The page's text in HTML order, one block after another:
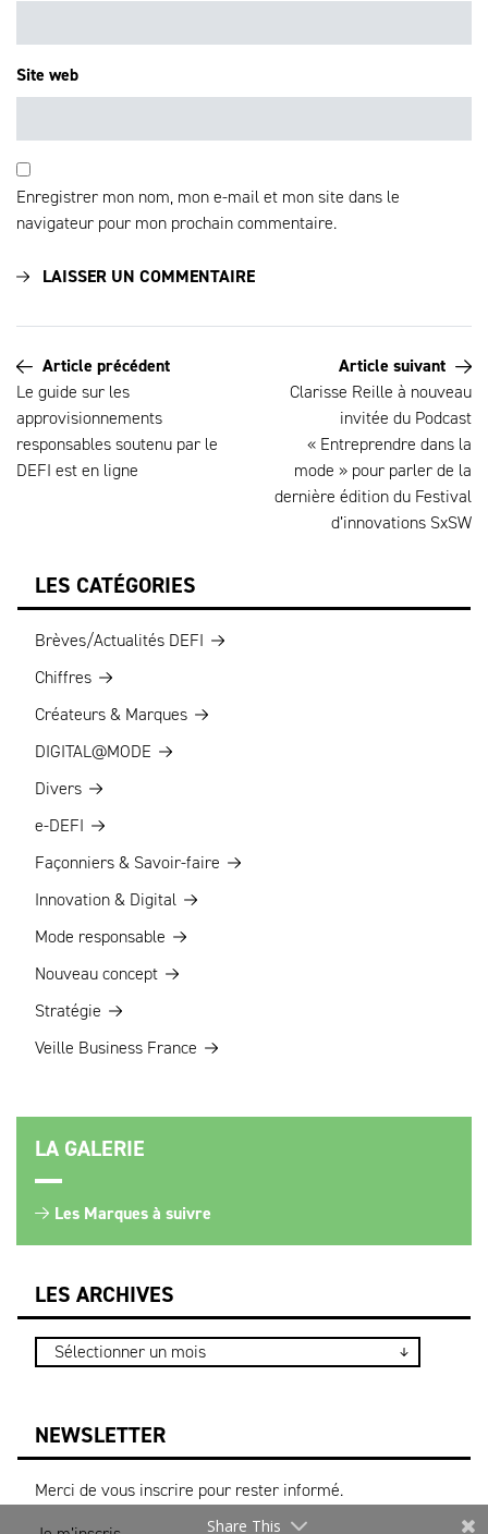
Site web
Enregistrer mon nom, mon e-mail et mon site dans le
navigateur pour mon prochain commentaire.
Article précédent
Le guide sur les
approvisionnements
responsables soutenu par le
DEFI est en ligne
Article suivant
Clarisse Reille à nouveau
invitée du Podcast
« Entreprendre dans la
mode » pour parler de la
dernière édition du Festival
d’innovations SxSW
LES CATÉGORIES
Brèves/Actualités DEFI
Chiffres
Créateurs & Marques
DIGITAL@MODE
Divers
e-DEFI
Façonniers & Savoir-faire
Innovation & Digital
Mode responsable
Nouveau concept
Stratégie
Veille Business France
LA GALERIE
Les Marques à suivre
LES ARCHIVES
NEWSLETTER
Merci de vous inscrire pour rester informé.
Share This